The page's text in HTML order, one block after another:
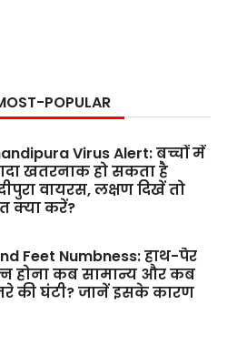
POPULAR
Virus Alert: बच्चों में
खतरनाक हो सकता है
वायरस, लक्षण दिखें तो
क्या करें?
Feet Numbness: हाथ-पैर
होना कब सामान्य और कब
की घंटी? जानें इसके कारण